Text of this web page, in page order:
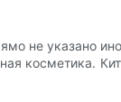
не указано
косметика.